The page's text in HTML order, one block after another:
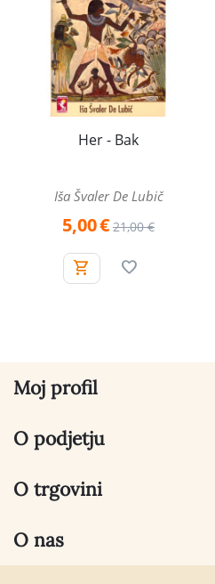
Her - Bak
Iša Švaler De Lubič
5,00€ 21,00 €
Moj profil
O podjetju
O trgovini
O nas